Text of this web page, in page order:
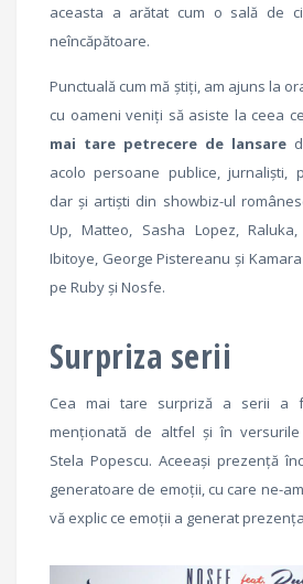
aceasta a arătat cum o sală de
neîncăpătoare.
Punctuală cum mă știți, am ajuns la
cu oameni veniți să asiste la ceea
mai tare petrecere de lansare
acolo persoane publice, jurnaliști,
dar și artiști din showbiz-ul
Up, Matteo, Sasha Lopez,
Ibitoye, George Pistereanu și
pe Ruby și Nosfe.
Surpriza serii
Cea mai tare surpriză a serii a
menționată de altfel și în versurile
Stela Popescu. Aceeași prezență
generatoare de emoții, cu care ne-
vă explic ce emoții a generat